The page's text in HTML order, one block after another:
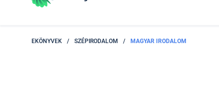
EKÖNYVEK / SZÉPIRODALOM / MAGYAR IRODALOM